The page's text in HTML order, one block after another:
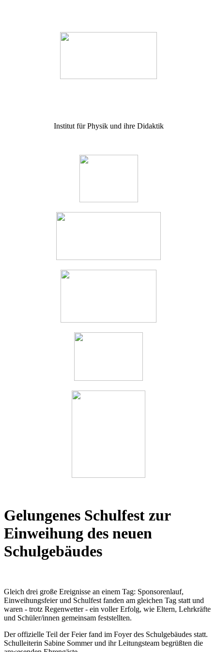
Institut für Physik und ihre Didaktik
Gelungenes Schulfest zur
Einweihung des neuen
Schulgebäudes
Gleich drei große Ereignisse an einem Tag: Sponsorenlauf,
Einweihungsfeier und Schulfest fanden am gleichen Tag statt und
waren - trotz Regenwetter - ein voller Erfolg, wie Eltern, Lehrkräfte
und Schüler/innen gemeinsam feststellten.
Der offizielle Teil der Feier fand im Foyer des Schulgebäudes statt.
Schulleiterin Sabine Sommer und ihr Leitungsteam begrüßten die